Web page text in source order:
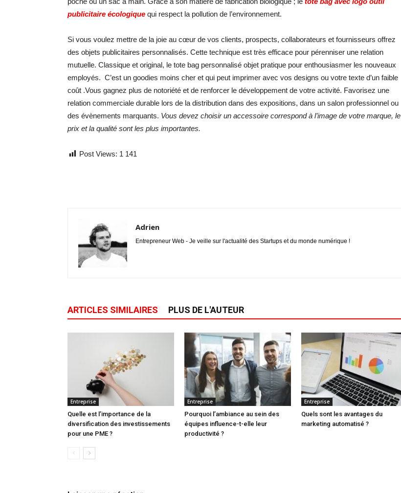
publicitaire écologique qui respect la pollution de l’environnement.
Si vous voulez mettre de la joie au cœur de vos clients, prospects, collaborateurs et fournisseurs offrez
des objets publicitaires personnalisés. Cette technique est très efficace pour pérenniser une relation
mutuelle. Classique et original, le tote bag personnalisé objet pratique pour enthousiasmer les nouveaux
employés. C’est un goodies moins cher et qui peut imprimer avec vos designs ou votre texte d’un faible
coût .Vous gagnez plus de notoriété et de renforcer le développement de votre activité. Favorisez une
relation commerciale durable lors de la distribution dans des expositions, dans un salon professionnel ou
des évènements marquants. Vous devez choisir un accessoire correspond à l’image de votre marque, le
prix et la qualité sont les plus importantes.
Post Views: 1 141
Adrien
Entrepreneur Web - Je veille sur l'actualité des Startups et du monde numérique !
ARTICLES SIMILAIRES PLUS DE L'AUTEUR
Entreprise
Quelle est l’importance de la
diversification des investissements
pour une PME ?
Entreprise
Pourquoi l’ambiance au sein des
équipes influence-t-elle leur
productivité ?
Entreprise
Quels sont les avantages du
marketing automatisé ?